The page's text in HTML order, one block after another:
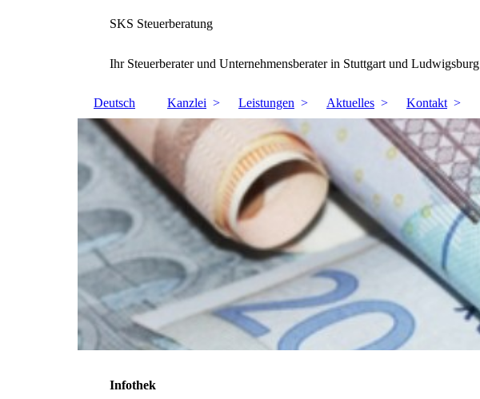
SKS Steuerberatung
Ihr Steuerberater und Unternehmensberater in Stuttgart und Ludwigsburg
Deutsch Kanzlei Leistungen Aktuelles Kontakt
Infothek